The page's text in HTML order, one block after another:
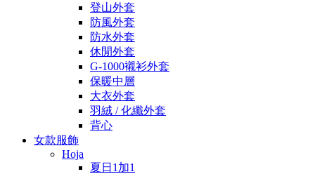
登山外套
防風外套
防水外套
休閒外套
G-1000襯衫外套
保暖中層
大衣外套
羽絨 / 化纖外套
背心
女款服飾
Hoja
夏日1加1